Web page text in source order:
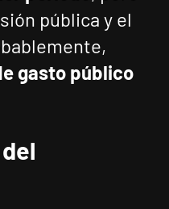
pública y el
gasto público